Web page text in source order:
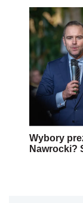
Wybory
Nawrocki?